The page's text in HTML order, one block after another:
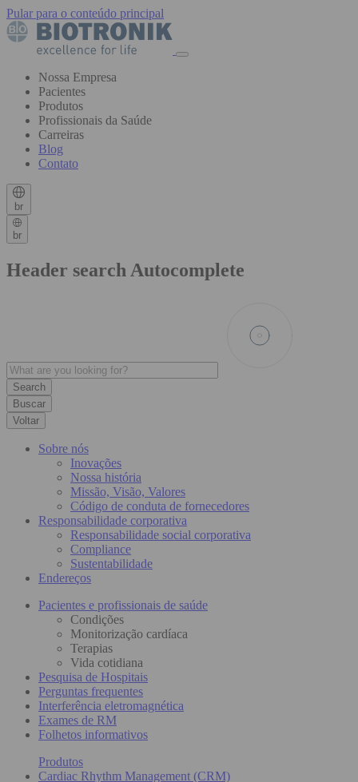
Pular para o conteúdo principal
Nossa Empresa
Pacientes
Produtos
Profissionais da Saúde
Carreiras
Blog
Contato
br
br
Header search Autocomplete
Buscar
Voltar
Sobre nós
Inovações
Nossa história
Missão, Visão, Valores
Código de conduta de fornecedores
Responsabilidade corporativa
Responsabilidade social corporativa
Compliance
Sustentabilidade
Endereços
Pacientes e profissionais de saúde
Condições
Monitorização cardíaca
Terapias
Vida cotidiana
Pesquisa de Hospitais
Perguntas frequentes
Interferência eletromagnética
Exames de RM
Folhetos informativos
Produtos
Cardiac Rhythm Management (CRM)